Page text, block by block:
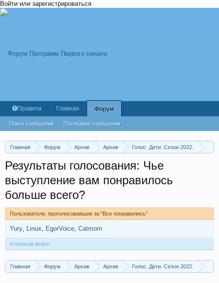
Войти или зарегистрироваться
Главная Форум Архив Архив
Голос. Дети. Сезон 2022.
Результаты голосования: Чье
выступление вам понравилось
больше всего?
Пользователи, проголосовавшие за "Все понравились"
Yury Linux EgorVoice Catmom
4 голосов всего.
Главная Форум Архив Архив
Голос. Дети. Сезон 2022.
Правила Главная Форум
Поиск сообщений Последние сообщения